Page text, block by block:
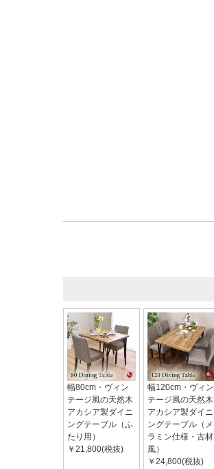
幅80cm・ヴィン
テージ風の天然木
アカシア製ダイニ
ングテーブル（ふ
たり用）
￥21,800(税抜)
幅120cm・ヴィン
テージ風の天然木
アカシア製ダイニ
ングテーブル（メ
ラミン仕様・古材
風）
￥24,800(税抜)